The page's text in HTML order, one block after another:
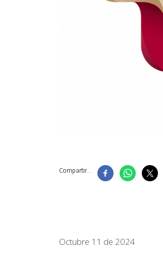
Compartir...
Octubre 11 de 2024